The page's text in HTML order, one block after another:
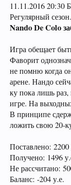
11.11.2016 20:30
Регулярный
Nando De Colo
Игра обещает
Фаворит
не помню когда
арене. Нандо
ку пока лишь
игре. На
В принципе
ложить свою 20-
Поставлено: 2200
Получено: 1496
Не рассчитано:
Баланс: -204 у.е.